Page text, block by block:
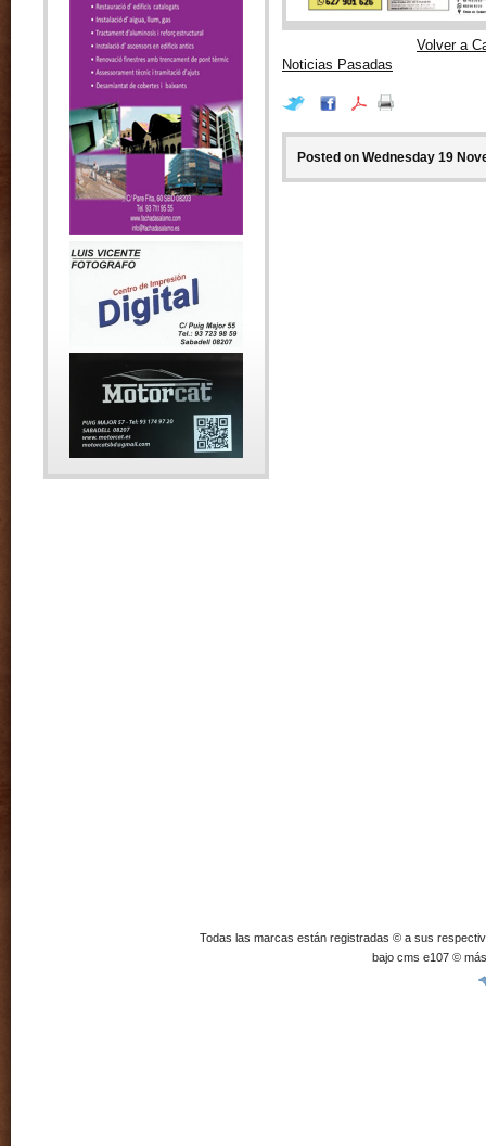
Volver a
Noticias Pasadas
Posted on Wednesday 19
Todas las marcas están registradas © a sus
bajo cms e107 ©